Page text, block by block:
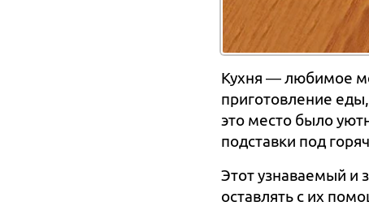
Кухня — любимое
приготовление
это место было
подставки под
Этот узнаваемый и
оставлять с их